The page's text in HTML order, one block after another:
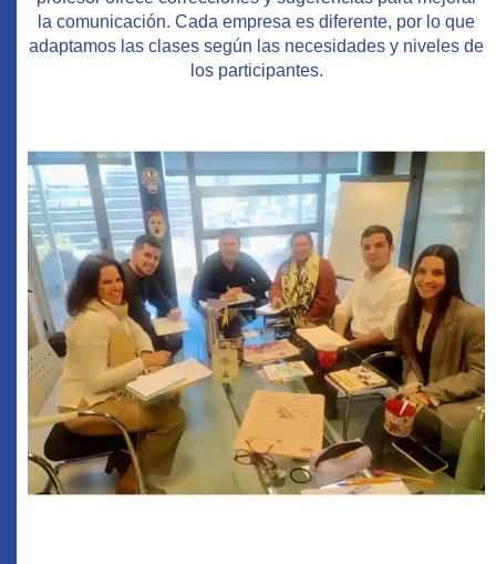
la comunicación. Cada empresa es diferente, por lo que
adaptamos las clases según las necesidades y niveles de
los participantes.